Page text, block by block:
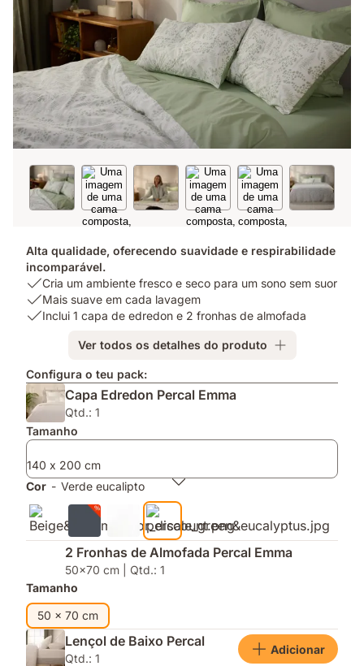
Alta qualidade, oferecendo suavidade e respirabilidade
incomparável.
USP
1:
Cria
e
seco
para
um
sono
sem
suor
Cria um ambiente fresco e seco para um sono sem suor
USP
2:
cada
lavagem
Mais suave em cada lavagem
USP
capa
de
edredon
e
2
fronhas
de
almofada
Inclui 1 capa de edredon e 2 fronhas de almofada
Ver todos os detalhes do produto
Configura o teu pack:
Capa Edredon Percal Emma
Qtd.: 1
Tamanho
140 x 200 cm
Cor - Verde eucalipto
2 Fronhas de Almofada Percal Emma
50x70 cm | Qtd.: 1
Tamanho
50 x 70 cm
Lençol de Baixo Percal
Qtd.: 1
Adicionar